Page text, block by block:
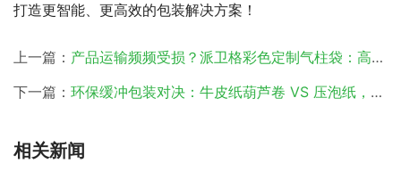
打造更智能、更高效的包装解决方案！
上一篇： 产品运输频频受损？派卫格彩色定制气柱袋：高颜值与强防护的终极方案
下一篇： 环保缓冲包装对决：牛皮纸葫芦卷 VS 压泡纸，谁更适合您的产品？
相关新闻